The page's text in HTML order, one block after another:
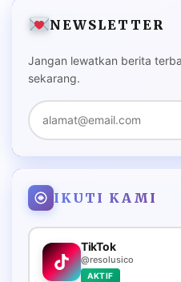
NEWSLETTER
Jangan lewatkan berita
sekarang.
IKUTI KAMI
TikTok
@resolusico
AKTIF